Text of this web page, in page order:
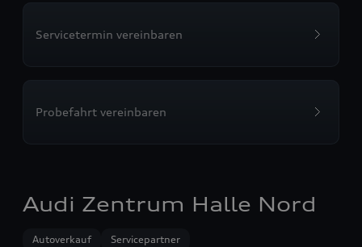
Servicetermin vereinbaren
Probefahrt vereinbaren
Audi Zentrum Halle Nord
Autoverkauf
Servicepartner